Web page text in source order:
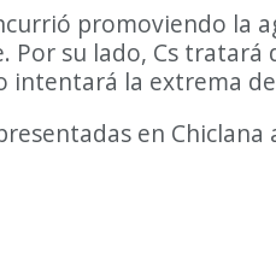
promoviendo la
Por su lado, Cs
la extrema
en